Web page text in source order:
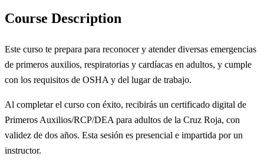
Course Description
Este curso te prepara para reconocer y atender diversas emergencias
de primeros auxilios, respiratorias y cardíacas en adultos, y cumple
con los requisitos de OSHA y del lugar de trabajo.
Al completar el curso con éxito, recibirás un certificado digital de
Primeros Auxilios/RCP/DEA para adultos de la Cruz Roja, con
validez de dos años. Esta sesión es presencial e impartida por un
instructor.